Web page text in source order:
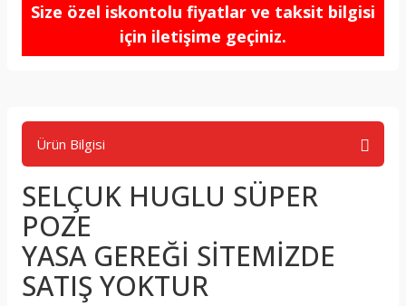
Size özel iskontolu fiyatlar ve taksit bilgisi
için iletişime geçiniz.
Ürün Bilgisi
SELÇUK HUGLU SÜPER
POZE
YASA GEREĞİ SİTEMİZDE
SATIŞ YOKTUR